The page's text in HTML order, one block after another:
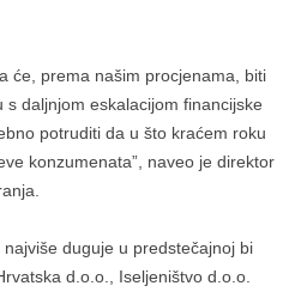
će, prema našim procjenama, biti
daljnjom eskalacijom financijske
potruditi da u što kraćem roku
konzumenata”, naveo je direktor
duguje u predstečajnoj bi
d.o.o., Iseljeništvo d.o.o.